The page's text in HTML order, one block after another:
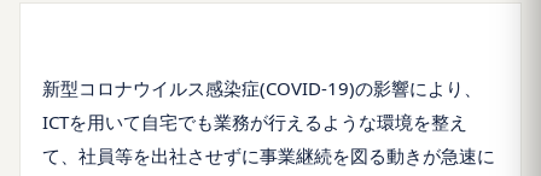
新型コロナウイルス感染症(COVID-19)の影響により、
ICTを用いて自宅でも業務が行えるような環境を整え
て、社員等を出社させずに事業継続を図る動きが急速に